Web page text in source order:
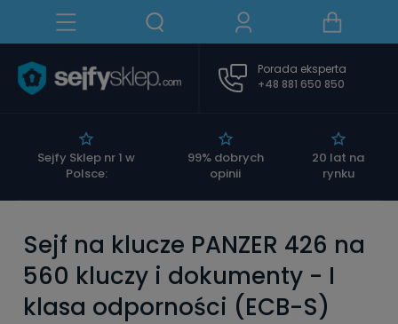
Sejfy Sklep nr 1 w
Polsce:
99% dobrych
opinii
20 lat na
rynku
Porada eksperta
+48 881 650 850
Sejf na klucze PANZER 426 na
560 kluczy i dokumenty - I
klasa odporności (ECB-S)